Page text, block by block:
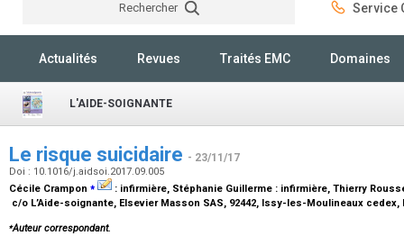
Rechercher Service
Actualités Revues Traités EMC Domaines
L'AIDE-SOIGNANTE
Le risque suicidaire - 23/11/17
Doi : 10.1016/j.aidsoi.2017.09.005
Cécile Crampon ⁎ : infirmière, Stéphanie Guillerme : infirmière, Thierry
c/o L’Aide-soignante, Elsevier Masson SAS, 92442, Issy-les-Moulineaux cedex,
⁎Auteur correspondant.